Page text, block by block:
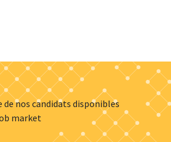
nos candidats disponibles
market